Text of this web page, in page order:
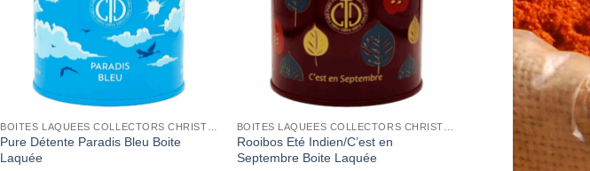
Pure Détente Paradis Bleu Boite
Laquée
Rooibos Eté Indien/C’est en
Septembre Boite Laquée